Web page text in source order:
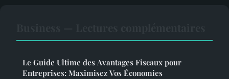
Le Guide Ultime des Avantages Fiscaux pour
Entreprises: Maximisez Vos Économies